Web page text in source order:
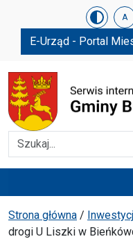
Urząd Gminy
Skip menu A
E-Urząd - Portal
Szukaj
Ścieżka
Strona główna /
drogi U Liszki w